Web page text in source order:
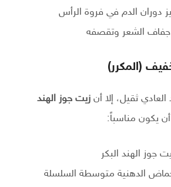
دوران الدم في فروة الرأس
الشعر وتقصفه
(المكرر)
ثقيل، إلا أن زيت جوز الهند
يكون مناسباً:
جوز الهند البكر
الدهنية متوسطة السلسلة